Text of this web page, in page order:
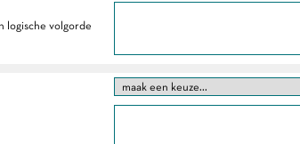
logische volgorde